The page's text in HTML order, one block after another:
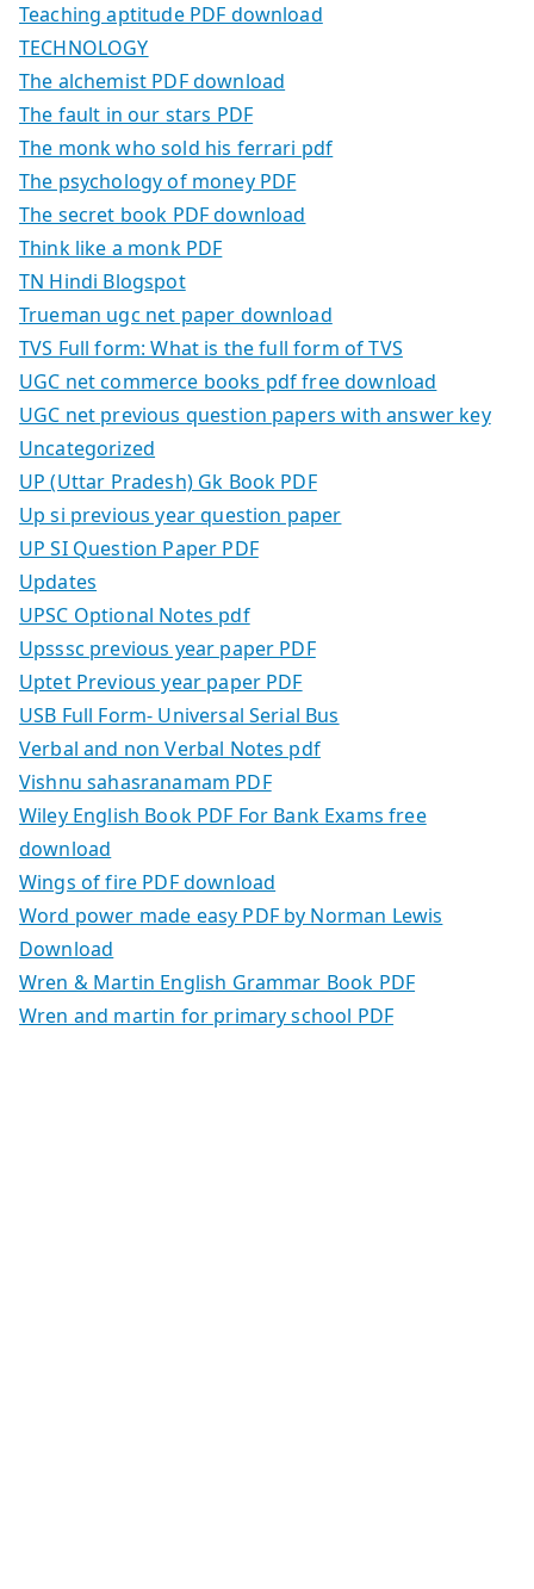
Teaching aptitude PDF download
TECHNOLOGY
The alchemist PDF download
The fault in our stars PDF
The monk who sold his ferrari pdf
The psychology of money PDF
The secret book PDF download
Think like a monk PDF
TN Hindi Blogspot
Trueman ugc net paper download
TVS Full form: What is the full form of TVS
UGC net commerce books pdf free download
UGC net previous question papers with answer key
Uncategorized
UP (Uttar Pradesh) Gk Book PDF
Up si previous year question paper
UP SI Question Paper PDF
Updates
UPSC Optional Notes pdf
Upsssc previous year paper PDF
Uptet Previous year paper PDF
USB Full Form- Universal Serial Bus
Verbal and non Verbal Notes pdf
Vishnu sahasranamam PDF
Wiley English Book PDF For Bank Exams free
download
Wings of fire PDF download
Word power made easy PDF by Norman Lewis
Download
Wren & Martin English Grammar Book PDF
Wren and martin for primary school PDF